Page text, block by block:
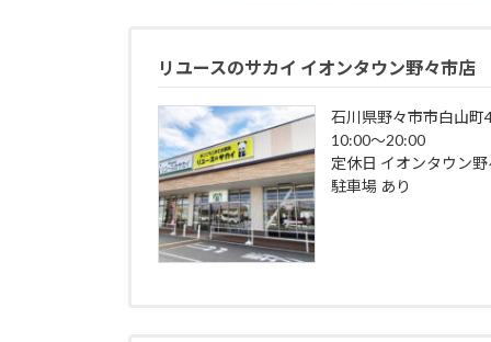
リユースのサカイ イオンタウン野々市店
石川県野々市市白山町
10:00～20:00
定休日 イオンタウン
駐車場 あり